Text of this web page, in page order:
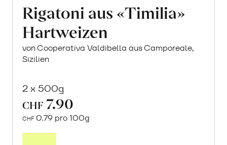
Rigatoni aus «Timilia»
Hartweizen
von Cooperativa Valdibella aus Camporeale,
Sizilien
2 x 500g
CHF 7.90
CHF 0.79 pro 100g